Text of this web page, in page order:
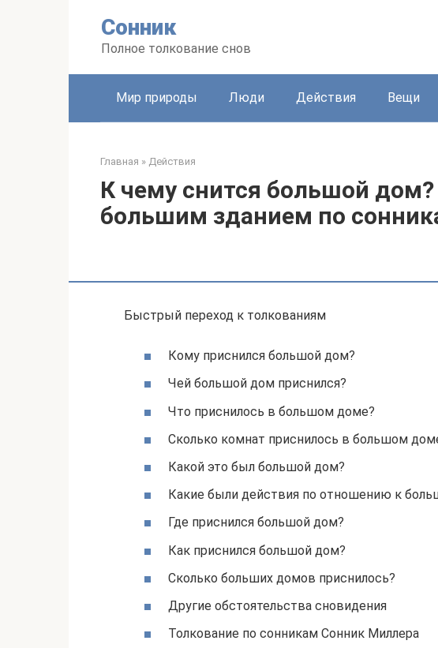
Сонник
Полное толкование снов
Мир природы Люди Действия Вещи
Главная » Действия
К чему снится большой дом?
большим зданием по
Быстрый переход к толкованиям
Кому приснился большой дом?
Чей большой дом приснился?
Что приснилось в большом доме?
Сколько комнат приснилось в большом
Какой это был большой дом?
Какие были действия по отношению к
Где приснился большой дом?
Как приснился большой дом?
Сколько больших домов приснилось?
Другие обстоятельства сновидения
Толкование по сонникам Сонник Миллера